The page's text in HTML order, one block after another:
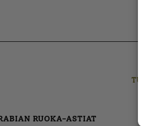
RUOKA-ASTIAT